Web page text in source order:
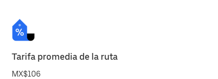
Tarifa promedia de la ruta
MX$106